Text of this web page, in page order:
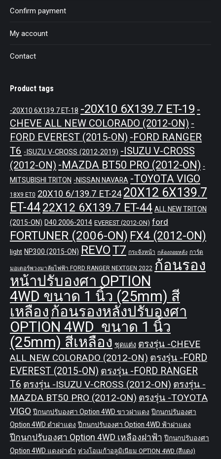
Confirm payment
My account
Contact
Product tags
-20X10 6X139.7 ET-18 -20X10 6X139.7 ET-19 -
CHEVE ALL NEW COLORADO (2012-ON) -
FORD EVEREST (2015-ON) -FORD RANGER
T6 -ISUZU V-CROSS (2012-2019) -ISUZU V-CROSS
(2012-ON) -MAZDA BT50 PRO (2012-ON) -
MITSUBISHI TRITON -NISSAN NAVARA -TOYOTA VIGO
18X9 ET0 20X10 6/139.7 ET-24 20X12 6X139.7
ET-4422X12 6X139.7 ET-44 ALL NEW TRITON
(2015-ON) D40 2006-2014 EVEREST (2012-ON) ford
FORTUNER (2006-ON) FX4 (2012-ON)
light NP300 (2015-ON) REVOT7 กระจังหน้า กล้องถอยหลัง การ์ด
มอเตอร์พวงมาลัยไฟฟ้า FORD RANGER NEXTGEN 2022 ก้อนรอง
หน้าปรับองศา OPTION
4WD ขนาด 1 นิ้ว (25mm) สี
เหลือง ก้อนรองหลังปรับองศา
OPTION 4WD ขนาด 1 นิ้ว
(25mm) สีเหลือง ชุดแต่ง ตรงรุ่น -CHEVE
ALL NEW COLORADO (2012-ON) ตรงรุ่น -FORD
EVEREST (2015-ON) ตรงรุ่น -FORD RANGER
T6 ตรงรุ่น -ISUZU V-CROSS (2012-ON) ตรงรุ่น -
MAZDA BT50 PRO (2012-ON) ตรงรุ่น -TOYOTA
VIGO ปีกนกปรับองศา Option 4WD ขาวฝาแดง ปีกนกปรับองศา
Option 4WD ดำฝาแดง ปีกนกปรับองศา Option 4WD ฟ้าฝาแดง
ปีกนกปรับองศา Option 4WD เหลืองฝาฟ้า ปีกนกปรับองศา
Option 4WD แดงฝาดำ ห่วงโอเมก้าอลูมิเนียม OPTION 4WD (สีแดง)